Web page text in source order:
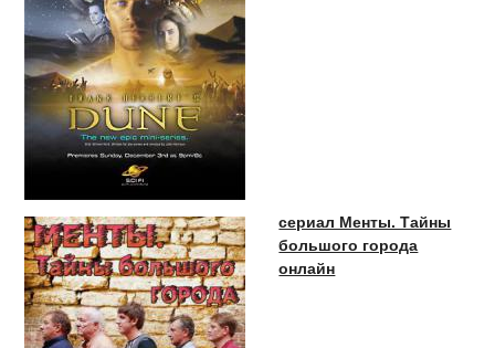
сериал Менты. Тайны
большого города
онлайн